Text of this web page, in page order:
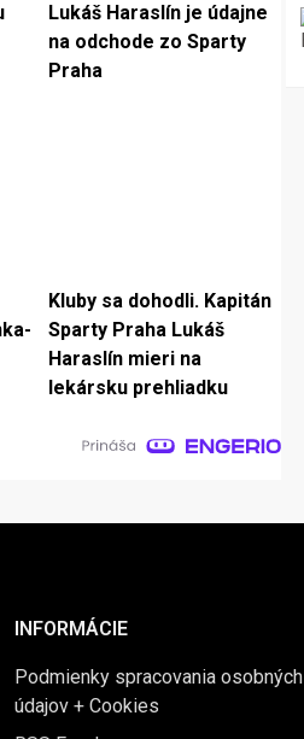
Lukáš Haraslín je údajne
na odchode zo Sparty
Praha
Kluby sa dohodli. Kapitán
Sparty Praha Lukáš
Haraslín mieri na
lekársku prehliadku
INFORMÁCIE
Podmienky spracovania osobných
údajov + Cookies